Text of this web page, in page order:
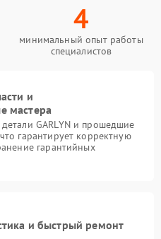
4
минимальный опыт работы
специалистов
и
мастера
GARLYN и прошедшие
гарантирует корректную
гарантийных
и быстрый ремонт